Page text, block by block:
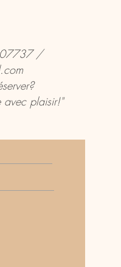
/
avec plaisir!"